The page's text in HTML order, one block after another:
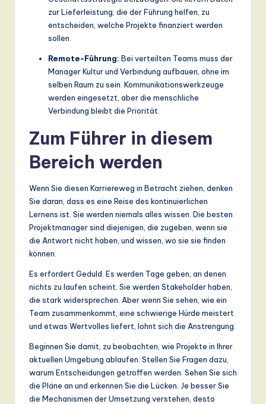
zur Lieferleistung, die der Führung helfen, zu
entscheiden, welche Projekte finanziert werden
sollen.
Remote-Führung: Bei verteilten Teams muss der
Manager Kultur und Verbindung aufbauen, ohne im
selben Raum zu sein. Kommunikationswerkzeuge
werden eingesetzt, aber die menschliche
Verbindung bleibt die Priorität.
Zum Führer in diesem
Bereich werden
Wenn Sie diesen Karriereweg in Betracht ziehen, denken
Sie daran, dass es eine Reise des kontinuierlichen
Lernens ist. Sie werden niemals alles wissen. Die besten
Projektmanager sind diejenigen, die zugeben, wenn sie
die Antwort nicht haben, und wissen, wo sie sie finden
können.
Es erfordert Geduld. Es werden Tage geben, an denen
nichts zu laufen scheint. Sie werden Stakeholder haben,
die stark widersprechen. Aber wenn Sie sehen, wie ein
Team zusammenkommt, eine schwierige Hürde meistert
und etwas Wertvolles liefert, lohnt sich die Anstrengung.
Beginnen Sie damit, zu beobachten, wie Projekte in Ihrer
aktuellen Umgebung ablaufen. Stellen Sie Fragen dazu,
warum Entscheidungen getroffen werden. Sehen Sie sich
die Pläne an und erkennen Sie die Lücken. Je besser Sie
die Mechanismen der Umsetzung verstehen, desto